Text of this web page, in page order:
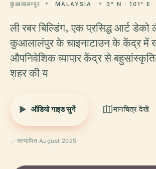
कुआलालम्पुर MALAYSIA 3° N · 101° E
ली रबर बिल्डिंग, एक प्रसिद्ध आर्ट डेको
कुआलालंपुर के चाइनाटाउन के केंद्र में
औपनिवेशिक व्यापार केंद्र से
शहर की य
ऑडियो गाइड सुनें मानचित्र देखें
सत्यापित August 2025